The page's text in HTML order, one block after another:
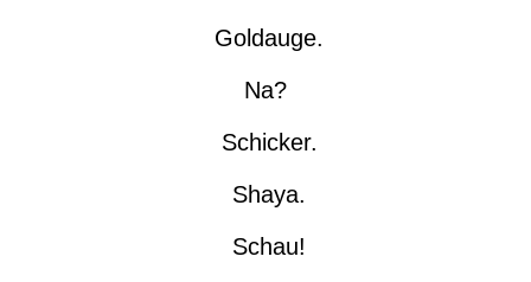
Goldauge.
Na?
Schicker.
Shaya.
Schau!